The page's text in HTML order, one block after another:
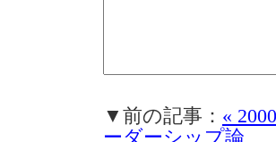
▼前の記事： «
ーダーシップ論